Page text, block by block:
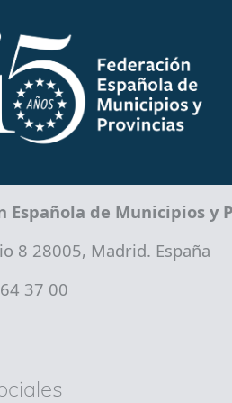
Española de Municipios y
8 28005, Madrid. España
37 00